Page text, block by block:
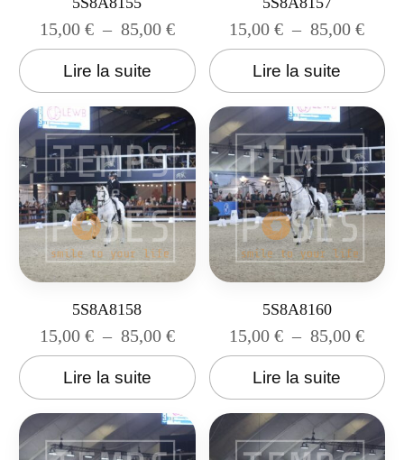
15,00 € – 85,00 €
Lire la suite
15,00€ – 85,00€
Lire la suite
5S8A8158
15,00 € – 85,00 €
Lire la suite
5S8A8160
15,00€ – 85,00€
Lire la suite